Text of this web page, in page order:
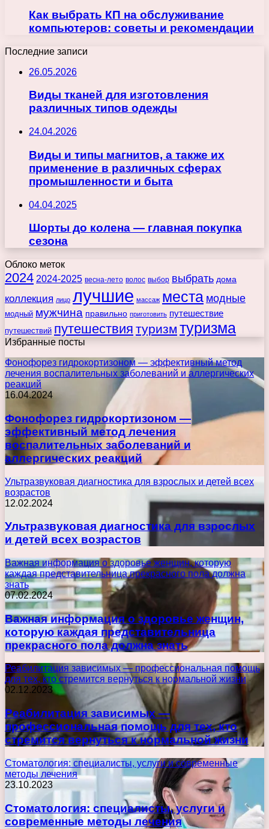
Как выбрать КП на обслуживание
компьютеров: советы и рекомендации
Последние записи
26.05.2026
Виды тканей для изготовления
различных типов одежды
24.04.2026
Виды и типы магнитов, а также их
применение в различных сферах
промышленности и быта
04.04.2025
Шорты до колена — главная покупка
сезона
Облоко меток
2024 2024-2025 весна-лето волос выбор выбрать дома
коллекция лицо лучшие массаж места модные
модный мужчина правильно приготовить путешествие
путешествий путешествия туризм туризма
Избранные посты
Фонофорез гидрокортизоном — эффективный метод
лечения воспалительных заболеваний и аллергических
реакций
16.04.2024
Фонофорез гидрокортизоном —
эффективный метод лечения
воспалительных заболеваний и
аллергических реакций
Ультразвуковая диагностика для взрослых и детей всех
возрастов
12.02.2024
Ультразвуковая диагностика для взрослых
и детей всех возрастов
Важная информация о здоровье женщин, которую
каждая представительница прекрасного пола должна
знать
07.02.2024
Важная информация о здоровье женщин,
которую каждая представительница
прекрасного пола должна знать
Реабилитация зависимых — профессиональная помощь
для тех, кто стремится вернуться к нормальной жизни
02.12.2023
Реабилитация зависимых —
профессиональная помощь для тех, кто
стремится вернуться к нормальной жизни
Стоматология: специалисты, услуги и современные
методы лечения
23.10.2023
Стоматология: специалисты, услуги и
современные методы лечения